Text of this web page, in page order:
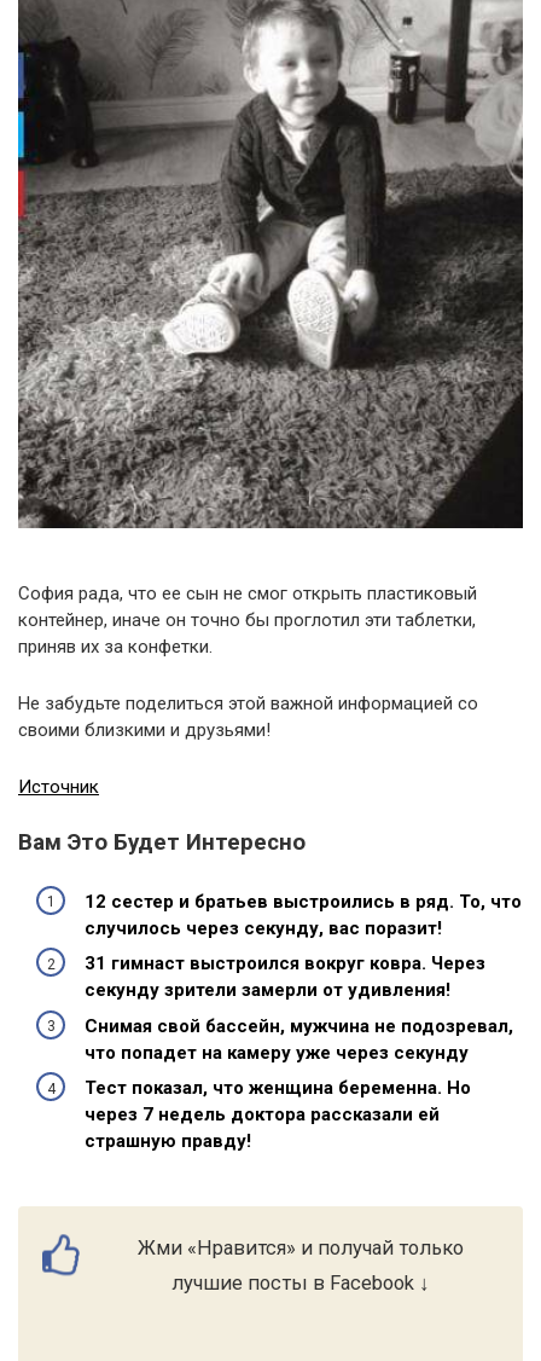
София рада, что ее сын не смог открыть пластиковый
контейнер, иначе он точно бы проглотил эти таблетки,
приняв их за конфетки.
Не забудьте поделиться этой важной информацией со
своими близкими и друзьями!
Источник
Вам Это Будет Интересно
12 сестер и братьев выстроились в ряд. То, что
случилось через секунду, вас поразит!
31 гимнаст выстроился вокруг ковра. Через
секунду зрители замерли от удивления!
Снимая свой бассейн, мужчина не подозревал,
что попадет на камеру уже через секунду
Тест показал, что женщина беременна. Но
через 7 недель доктора рассказали ей
страшную правду!
Жми «Нравится» и получай только
лучшие посты в Facebook ↓